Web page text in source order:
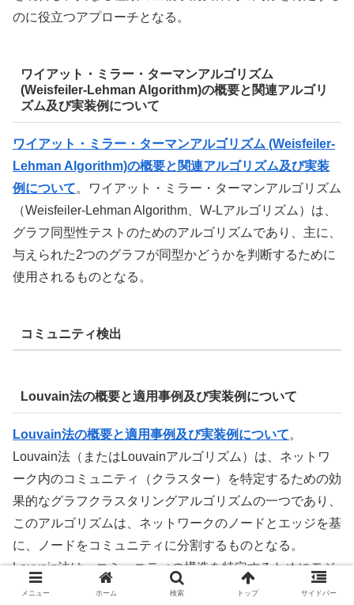
のに役立つアプローチとなる。
ワイアット・ミラー・ターマンアルゴリズム
(Weisfeiler-Lehman Algorithm)の概要と関連アルゴリ
ズム及び実装例について
ワイアット・ミラー・ターマンアルゴリズム (Weisfeiler-
Lehman Algorithm)の概要と関連アルゴリズム及び実装
例について。ワイアット・ミラー・ターマンアルゴリズム
（Weisfeiler-Lehman Algorithm、W-Lアルゴリズム）は、
グラフ同型性テストのためのアルゴリズムであり、主に、
与えられた2つのグラフが同型かどうかを判断するために
使用されるものとなる。
コミュニティ検出
Louvain法の概要と適用事例及び実装例について
Louvain法の概要と適用事例及び実装例について。
Louvain法（またはLouvainアルゴリズム）は、ネットワ
ーク内のコミュニティ（クラスター）を特定するための効
果的なグラフクラスタリングアルゴリズムの一つであり、
このアルゴリズムは、ネットワークのノードとエッジを基
に、ノードをコミュニティに分割するものとなる。
Louvain法は、コミュニティの構造を特定するためにモジ
ュラリティと呼ばれる尺度を最大化するアプローチを採用
メニュー ホーム 検索 トップ サイドバー